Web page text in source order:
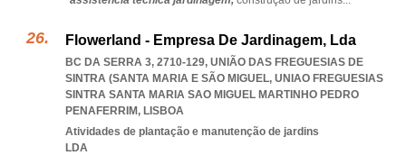
Flowerland - Empresa De Jardinagem, Lda
BC DA SERRA 3, 2710-129, UNIÃO DAS FREGUESIAS DE
SINTRA (SANTA MARIA E SÃO MIGUEL, UNIAO FREGUESIAS
SINTRA SANTA MARIA SAO MIGUEL MARTINHO PEDRO
PENAFERRIM, LISBOA
Atividades de plantação e manutenção de jardins
LDA